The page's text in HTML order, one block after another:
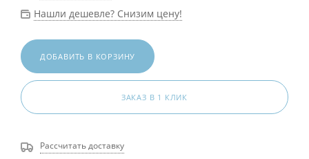
Нашли дешевле? Снизим цену!
ДОБАВИТЬ В КОРЗИНУ
ЗАКАЗ В 1 КЛИК
Рассчитать доставку